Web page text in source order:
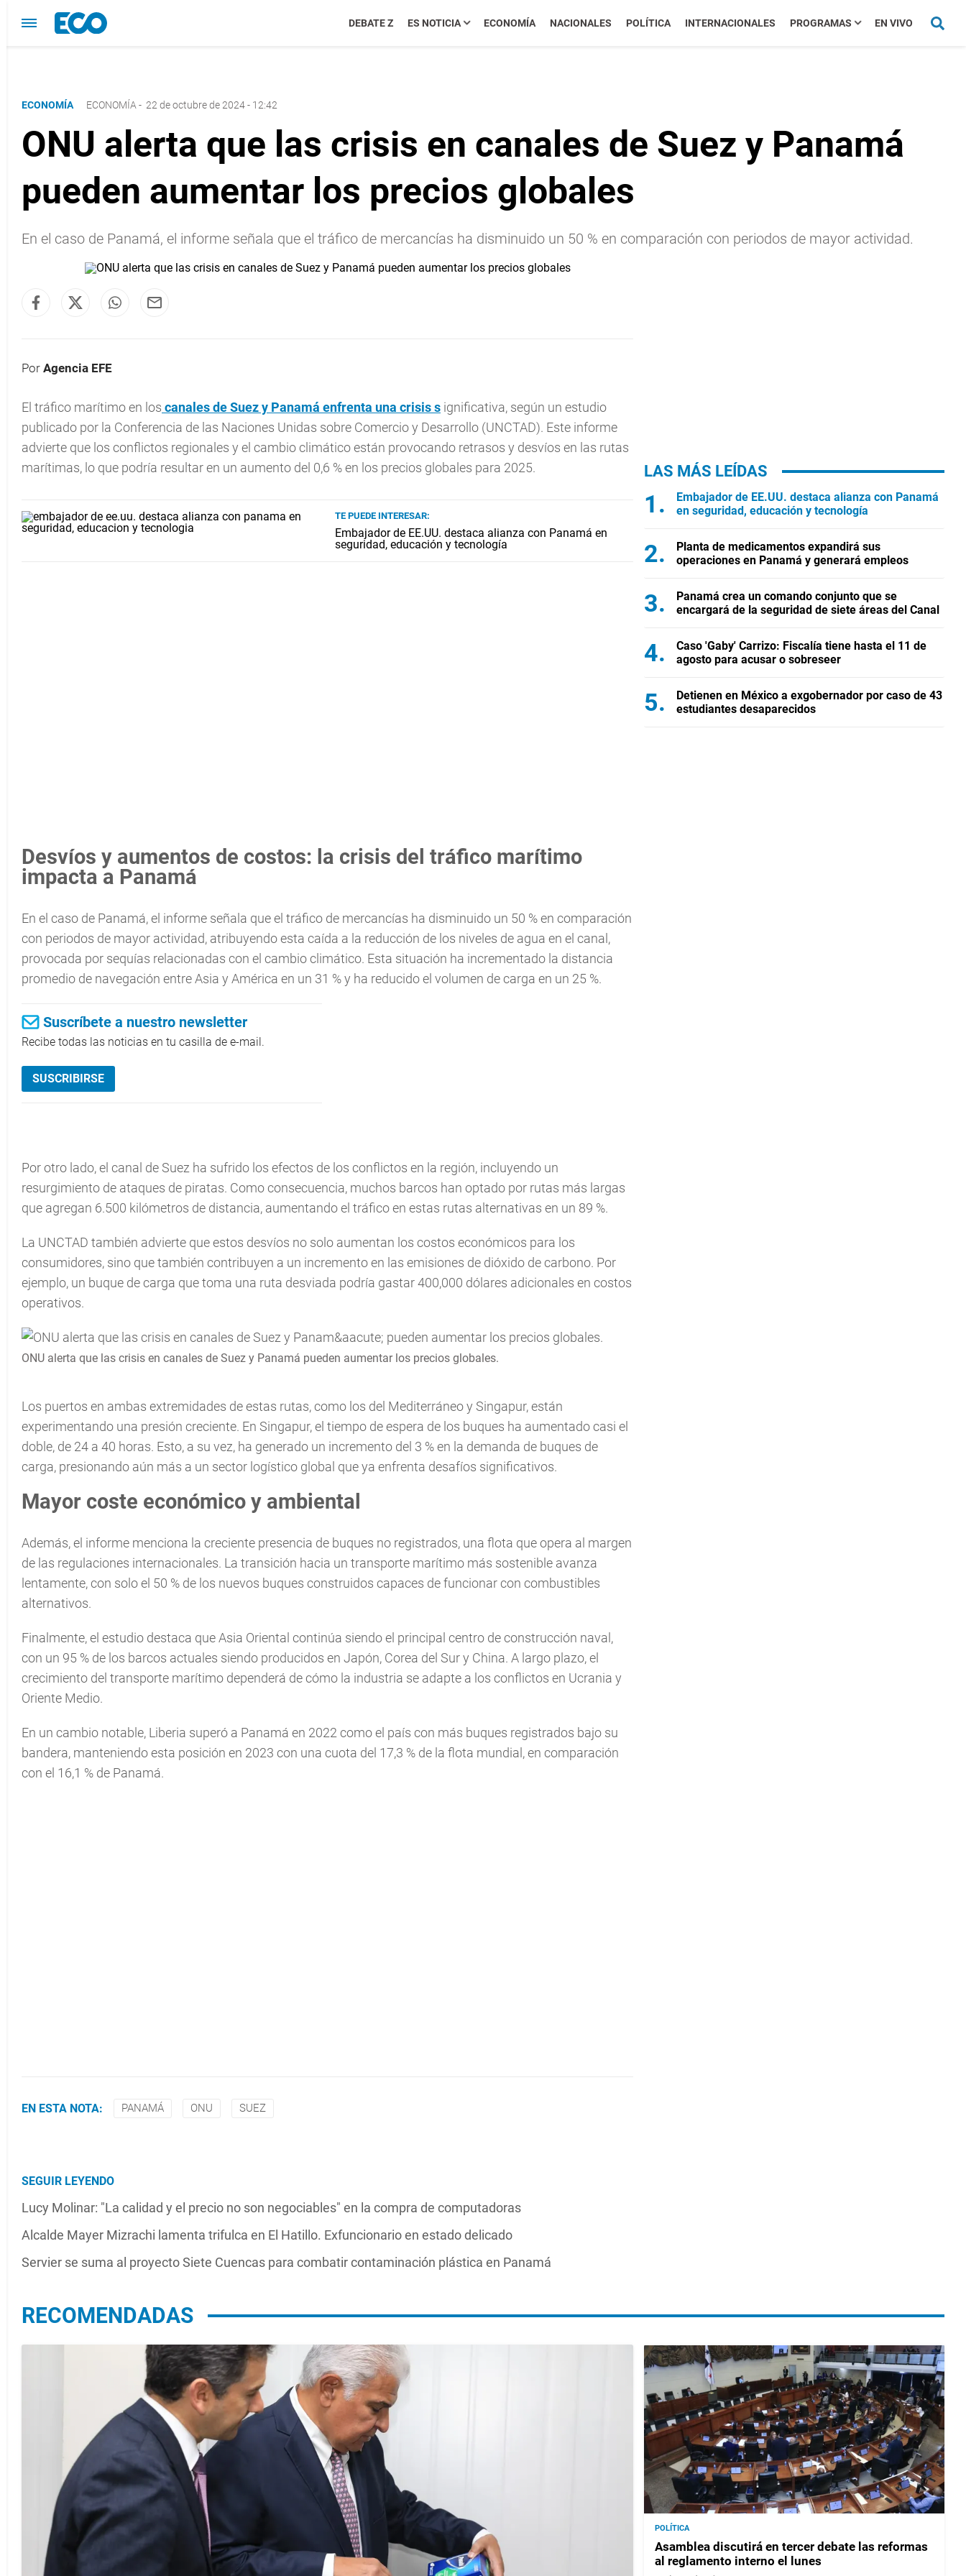
DEBATE Z ES NOTICIA ECONOMÍA NACIONALES POLÍTICA INTERNACIONALES PROGRAMAS EN VIVO
ECONOMÍA ECONOMÍA - 22 de octubre de 2024 - 12:42
ONU alerta que las crisis en canales de Suez y Panamá
pueden aumentar los precios globales
En el caso de Panamá, el informe señala que el tráfico de mercancías ha disminuido un 50 % en comparación con periodos de mayor actividad.
Por Agencia EFE
El tráfico marítimo en los canales de Suez y Panamá enfrenta una crisis s ignificativa, según un estudio
publicado por la Conferencia de las Naciones Unidas sobre Comercio y Desarrollo (UNCTAD). Este informe
advierte que los conflictos regionales y el cambio climático están provocando retrasos y desvíos en las rutas
marítimas, lo que podría resultar en un aumento del 0,6 % en los precios globales para 2025.
TE PUEDE INTERESAR:
Embajador de EE.UU. destaca alianza con Panamá en
seguridad, educación y tecnología
Desvíos y aumentos de costos: la crisis del tráfico marítimo
impacta a Panamá
En el caso de Panamá, el informe señala que el tráfico de mercancías ha disminuido un 50 % en comparación
con periodos de mayor actividad, atribuyendo esta caída a la reducción de los niveles de agua en el canal,
provocada por sequías relacionadas con el cambio climático. Esta situación ha incrementado la distancia
promedio de navegación entre Asia y América en un 31 % y ha reducido el volumen de carga en un 25 %.
Suscríbete a nuestro newsletter
Recibe todas las noticias en tu casilla de e-mail.
SUSCRIBIRSE
Por otro lado, el canal de Suez ha sufrido los efectos de los conflictos en la región, incluyendo un
resurgimiento de ataques de piratas. Como consecuencia, muchos barcos han optado por rutas más largas
que agregan 6.500 kilómetros de distancia, aumentando el tráfico en estas rutas alternativas en un 89 %.
La UNCTAD también advierte que estos desvíos no solo aumentan los costos económicos para los
consumidores, sino que también contribuyen a un incremento en las emisiones de dióxido de carbono. Por
ejemplo, un buque de carga que toma una ruta desviada podría gastar 400,000 dólares adicionales en costos
operativos.
ONU alerta que las crisis en canales de Suez y Panamá pueden aumentar los precios globales.
Los puertos en ambas extremidades de estas rutas, como los del Mediterráneo y Singapur, están
experimentando una presión creciente. En Singapur, el tiempo de espera de los buques ha aumentado casi el
doble, de 24 a 40 horas. Esto, a su vez, ha generado un incremento del 3 % en la demanda de buques de
carga, presionando aún más a un sector logístico global que ya enfrenta desafíos significativos.
Mayor coste económico y ambiental
Además, el informe menciona la creciente presencia de buques no registrados, una flota que opera al margen
de las regulaciones internacionales. La transición hacia un transporte marítimo más sostenible avanza
lentamente, con solo el 50 % de los nuevos buques construidos capaces de funcionar con combustibles
alternativos.
Finalmente, el estudio destaca que Asia Oriental continúa siendo el principal centro de construcción naval,
con un 95 % de los barcos actuales siendo producidos en Japón, Corea del Sur y China. A largo plazo, el
crecimiento del transporte marítimo dependerá de cómo la industria se adapte a los conflictos en Ucrania y
Oriente Medio.
En un cambio notable, Liberia superó a Panamá en 2022 como el país con más buques registrados bajo su
bandera, manteniendo esta posición en 2023 con una cuota del 17,3 % de la flota mundial, en comparación
con el 16,1 % de Panamá.
EN ESTA NOTA: PANAMÁ ONU SUEZ
SEGUIR LEYENDO
Lucy Molinar: "La calidad y el precio no son negociables" en la compra de computadoras
Alcalde Mayer Mizrachi lamenta trifulca en El Hatillo. Exfuncionario en estado delicado
Servier se suma al proyecto Siete Cuencas para combatir contaminación plástica en Panamá
LAS MÁS LEÍDAS
Embajador de EE.UU. destaca alianza con Panamá
en seguridad, educación y tecnología
Planta de medicamentos expandirá sus
operaciones en Panamá y generará empleos
Panamá crea un comando conjunto que se
encargará de la seguridad de siete áreas del Canal
Caso 'Gaby' Carrizo: Fiscalía tiene hasta el 11 de
agosto para acusar o sobreseer
Detienen en México a exgobernador por caso de 43
estudiantes desaparecidos
RECOMENDADAS
POLÍTICA
Asamblea discutirá en tercer debate las reformas
al reglamento interno el lunes